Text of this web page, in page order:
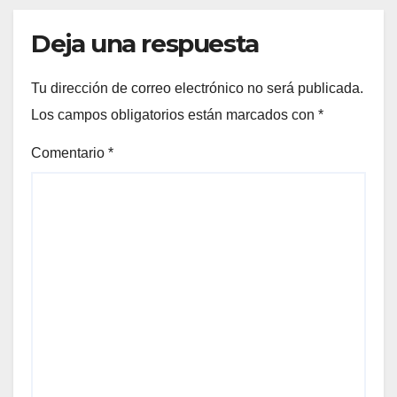
Deja una respuesta
Tu dirección de correo electrónico no será publicada.
Los campos obligatorios están marcados con *
Comentario *